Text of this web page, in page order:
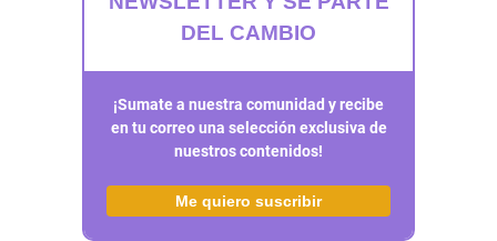
DEL CAMBIO
¡Sumate a nuestra comunidad y recibe
en tu correo una selección exclusiva de
nuestros contenidos!
Me quiero suscribir